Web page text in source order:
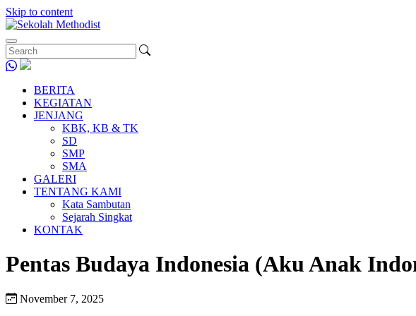
Skip to content
BERITA
KEGIATAN
JENJANG
KBK, KB & TK
SD
SMP
SMA
GALERI
TENTANG KAMI
Kata Sambutan
Sejarah Singkat
KONTAK
Pentas Budaya Indonesia (Aku Anak
November 7, 2025